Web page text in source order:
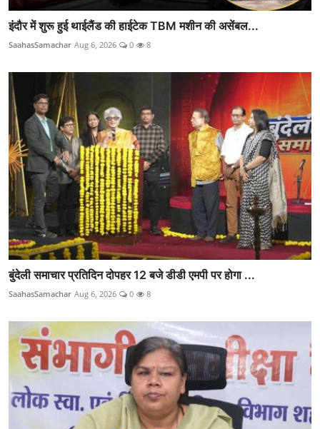
इंदौर में शुरू हुई थाईलैंड की हाईटेक TBM मशीन की असेंबल...
SaahasSamachar Aug 6, 2026 0 8
बुंदेली समाचार प्रतिदिन दोपहर 12 बजे डीडी एमपी पर होगा ...
SaahasSamachar Aug 6, 2026 0 8